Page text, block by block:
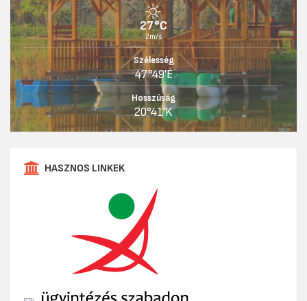
27°C
2m/s
Szélesség
47°49'É
Hosszúság
20°41'K
HASZNOS LINKEK